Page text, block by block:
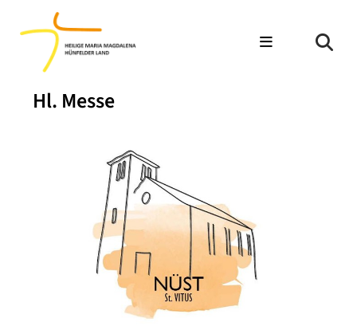
Hl. Messe